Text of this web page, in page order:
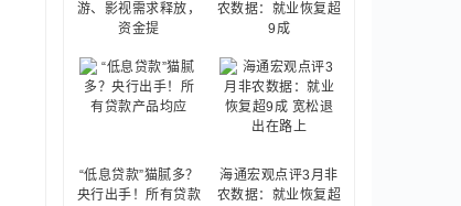
游、影视需求释放，
资金提
农数据：就业恢复超
9成
“低息贷款”猫腻多？
央行出手！所有贷款
海通宏观点评3月非
农数据：就业恢复超